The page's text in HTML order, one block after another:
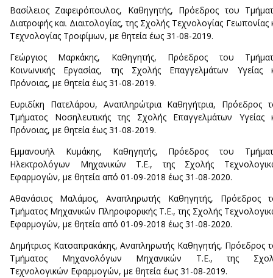
Βασίλειος Ζαφειρόπουλος, Καθηγητής, Πρόεδρος του
Διατροφής και Διαιτολογίας, της Σχολής Τεχνολογίας Γεωπονίας
Τεχνολογίας Τροφίμων, με θητεία έως 31-08-2019.
Γεώργιος Μαρκάκης, Καθηγητής, Πρόεδρος του
Κοινωνικής Εργασίας, της Σχολής Επαγγελμάτων Υγείας
Πρόνοιας, με θητεία έως 31-08-2019.
Ευριδίκη Πατελάρου, Αναπληρώτρια Καθηγήτρια, Πρόεδρος
Τμήματος Νοσηλευτικής της Σχολής Επαγγελμάτων Υγείας
Πρόνοιας, με θητεία έως 31-08-2019.
Εμμανουήλ Κυμάκης, Καθηγητής, Πρόεδρος του
Ηλεκτρολόγων Μηχανικών Τ.Ε., της Σχολής
Εφαρμογών, με θητεία από 01-09-2018 έως 31-08-2020.
Αθανάσιος Μαλάμος, Αναπληρωτής Καθηγητής, Πρόεδρος
Τμήματος Μηχανικών Πληροφορικής Τ.Ε., της Σχολής
Εφαρμογών, με θητεία από 01-09-2018 έως 31-08-2020.
Δημήτριος Κατσαπρακάκης, Αναπληρωτής Καθηγητής, Πρόεδρος
Τμήματος Μηχανολόγων Μηχανικών Τ.Ε., της
Τεχνολογικών Εφαρμογών, με θητεία έως 31-08-2019.